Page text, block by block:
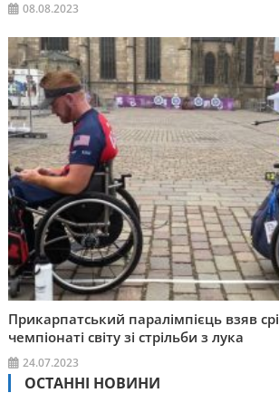
08.08.2023
Прикарпатський паралімпієць взяв
чемпіонаті світу зі стрільби з лука
24.07.2023
ОСТАННІ НОВИНИ